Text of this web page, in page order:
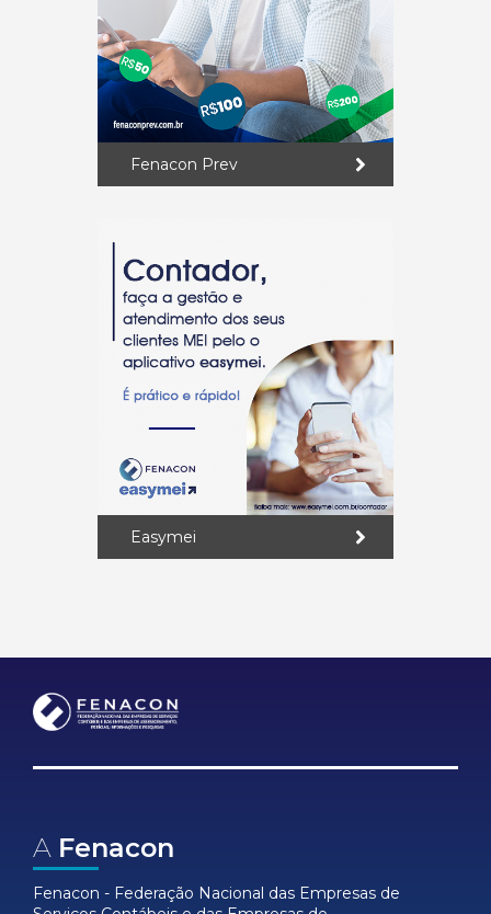
Fenacon Prev
Easymei
A Fenacon
Fenacon - Federação Nacional das Empresas de